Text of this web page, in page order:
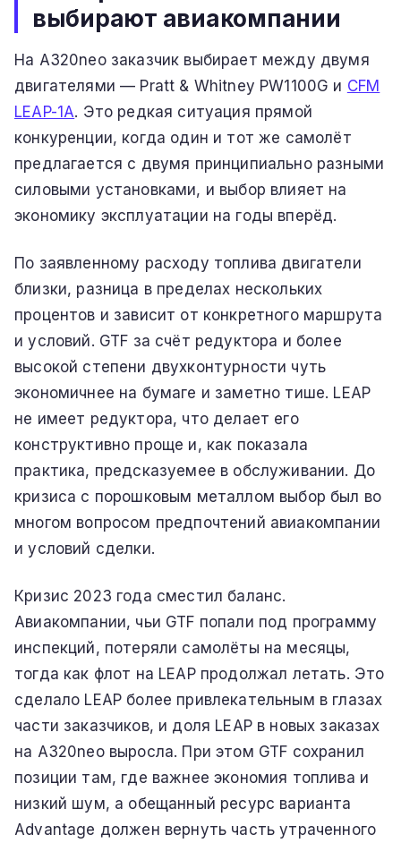
выбирают авиакомпании
На A320neo заказчик выбирает между двумя
двигателями — Pratt & Whitney PW1100G и CFM
LEAP-1A. Это редкая ситуация прямой
конкуренции, когда один и тот же самолёт
предлагается с двумя принципиально разными
силовыми установками, и выбор влияет на
экономику эксплуатации на годы вперёд.
По заявленному расходу топлива двигатели
близки, разница в пределах нескольких
процентов и зависит от конкретного маршрута
и условий. GTF за счёт редуктора и более
высокой степени двухконтурности чуть
экономичнее на бумаге и заметно тише. LEAP
не имеет редуктора, что делает его
конструктивно проще и, как показала
практика, предсказуемее в обслуживании. До
кризиса с порошковым металлом выбор был во
многом вопросом предпочтений авиакомпании
и условий сделки.
Кризис 2023 года сместил баланс.
Авиакомпании, чьи GTF попали под программу
инспекций, потеряли самолёты на месяцы,
тогда как флот на LEAP продолжал летать. Это
сделало LEAP более привлекательным в глазах
части заказчиков, и доля LEAP в новых заказах
на A320neo выросла. При этом GTF сохранил
позиции там, где важнее экономия топлива и
низкий шум, а обещанный ресурс варианта
Advantage должен вернуть часть утраченного